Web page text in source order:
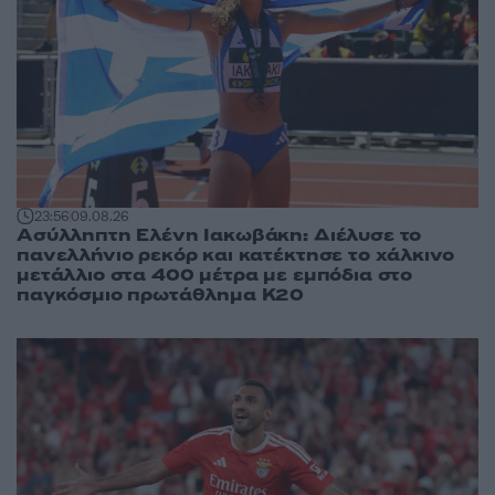
23:5609.08.26
Ασύλληπτη Ελένη Ιακωβάκη: Διέλυσε το
πανελλήνιο ρεκόρ και κατέκτησε το χάλκινο
μετάλλιο στα 400 μέτρα με εμπόδια στο
παγκόσμιο πρωτάθλημα Κ20